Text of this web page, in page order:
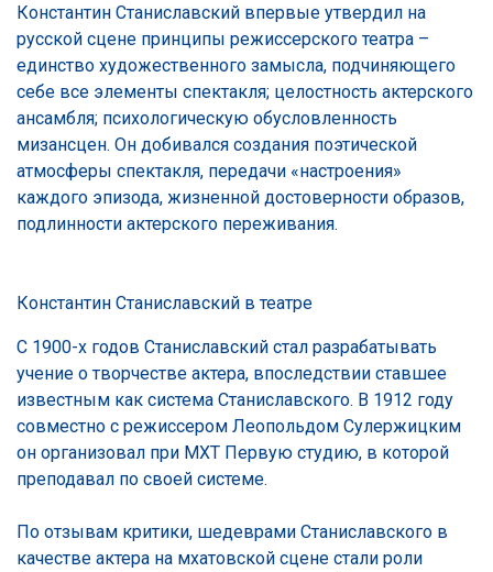
Константин Станиславский впервые утвердил на
русской сцене принципы режиссерского театра –
единство художественного замысла, подчиняющего
себе все элементы спектакля; целостность актерского
ансамбля; психологическую обусловленность
мизансцен. Он добивался создания поэтической
атмосферы спектакля, передачи «настроения»
каждого эпизода, жизненной достоверности образов,
подлинности актерского переживания.
Константин Станиславский в театре
С 1900-х годов Станиславский стал разрабатывать
учение о творчестве актера, впоследствии ставшее
известным как система Станиславского. В 1912 году
совместно с режиссером Леопольдом Сулержицким
он организовал при МХТ Первую студию, в которой
преподавал по своей системе.
По отзывам критики, шедеврами Станиславского в
качестве актера на мхатовской сцене стали роли